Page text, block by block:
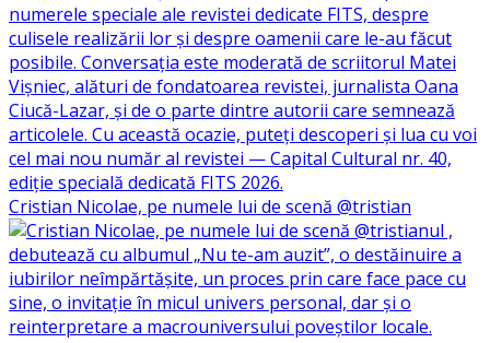
Cristian Nicolae, pe numele lui de scenă @tristian